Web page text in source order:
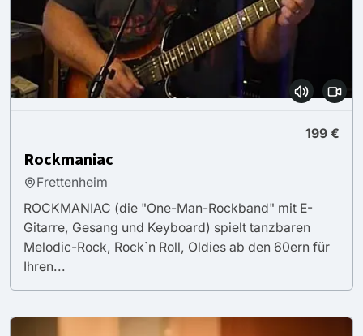
199 €
Rockmaniac
Frettenheim
ROCKMANIAC (die "One-Man-Rockband" mit E-
Gitarre, Gesang und Keyboard) spielt tanzbaren
Melodic-Rock, Rock`n Roll, Oldies ab den 60ern für
Ihren...